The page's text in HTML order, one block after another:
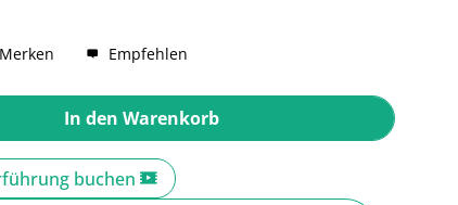
Merken Empfehlen
In den Warenkorb
buchen